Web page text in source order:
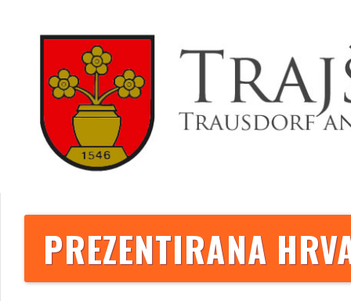
PREZENTIRANA